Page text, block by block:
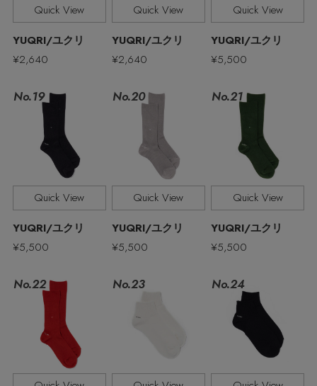
Stay inthe Loop
Quick View
YUQRI/ユクリ
¥2,640
Quick View
YUQRI/ユクリ
¥2,640
Quick View
YUQRI/ユクリ
¥5,500
No.19
Quick View
YUQRI/ユクリ
¥5,500
No.20
Quick View
YUQRI/ユクリ
¥5,500
No.21
Quick View
YUQRI/ユクリ
¥5,500
No.22 No.23 No.24